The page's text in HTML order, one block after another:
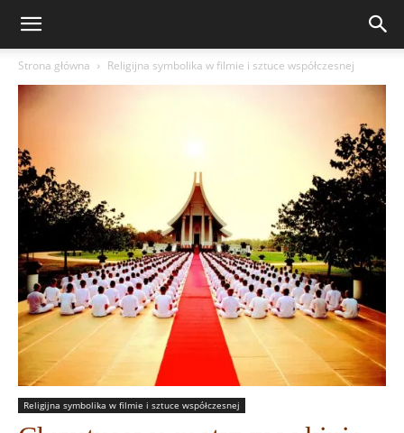
Strona główna Religijna symbolika w filmie i sztuce współczesnej
Religijna symbolika w filmie i sztuce współczesnej